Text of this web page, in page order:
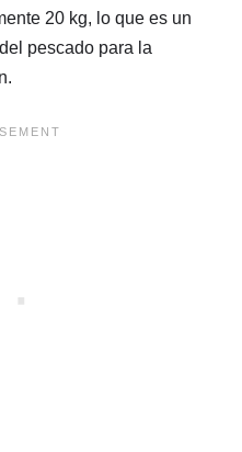
20 kg, lo que es un
pescado para la